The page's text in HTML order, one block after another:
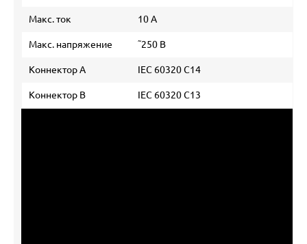
Макс. ток 10 А
Макс. напряжение ˜250 В
Коннектор А IEC 60320 C14
Коннектор В IEC 60320 C13